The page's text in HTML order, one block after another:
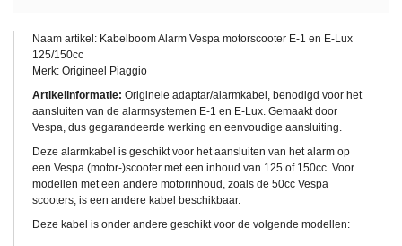
Naam artikel: Kabelboom Alarm Vespa motorscooter E-1 en E-Lux
125/150cc
Merk: Origineel Piaggio
Artikelinformatie: Originele adaptar/alarmkabel, benodigd voor het
aansluiten van de alarmsystemen E-1 en E-Lux. Gemaakt door
Vespa, dus gegarandeerde werking en eenvoudige aansluiting.
Deze alarmkabel is geschikt voor het aansluiten van het alarm op
een Vespa (motor-)scooter met een inhoud van 125 of 150cc. Voor
modellen met een andere motorinhoud, zoals de 50cc Vespa
scooters, is een andere kabel beschikbaar.
Deze kabel is onder andere geschikt voor de volgende modellen: